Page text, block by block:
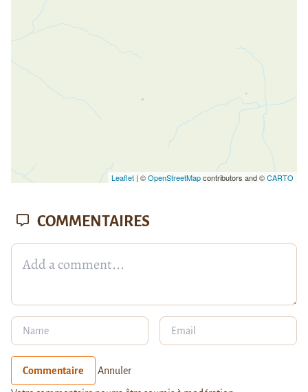
Leaflet| ©OpenStreetMapcontributors and ©CARTO
COMMENTAIRES
Commentaire Annuler